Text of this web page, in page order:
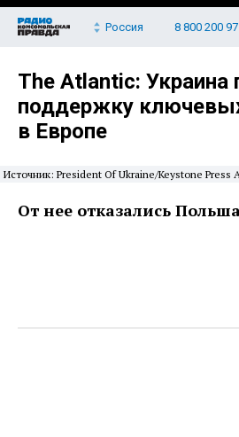
Россия 8 800 200
The Atlantic: Украина
поддержку
в Европе
Источник: President Of Ukraine/Keystone Press
От нее отказались